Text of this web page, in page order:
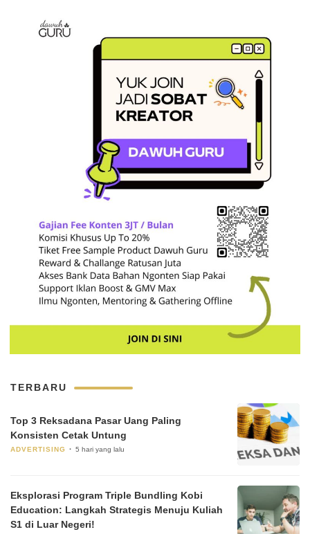
TERBARU
Top 3 Reksadana Pasar Uang Paling
Konsisten Cetak Untung
ADVERTISING 5 hari yang lalu
Eksplorasi Program Triple Bundling Kobi
Education: Langkah Strategis Menuju Kuliah
S1 di Luar Negeri!